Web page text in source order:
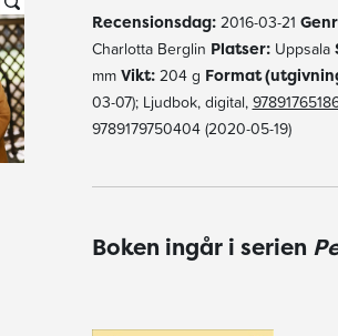
Recensionsdag:2016-03-21
Charlotta Berglin Platser:Uppsala
mm Vikt:204 g Format
03-07); Ljudbok, digital,
9789179750404 (2020-05-19)
Boken ingår i serien